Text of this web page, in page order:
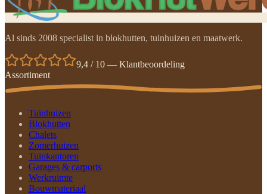
Al sinds 2008 specialist in blokhutten, tuinhuizen en maatwerk.
9,4 / 10 — Klantbeoordeling
Assortiment
Tuinhuizen
Blokhutten
Chalets
Zomerhuizen
Tuinkantoren
Garages & carports
Werkruimte
Bouwmateriaal